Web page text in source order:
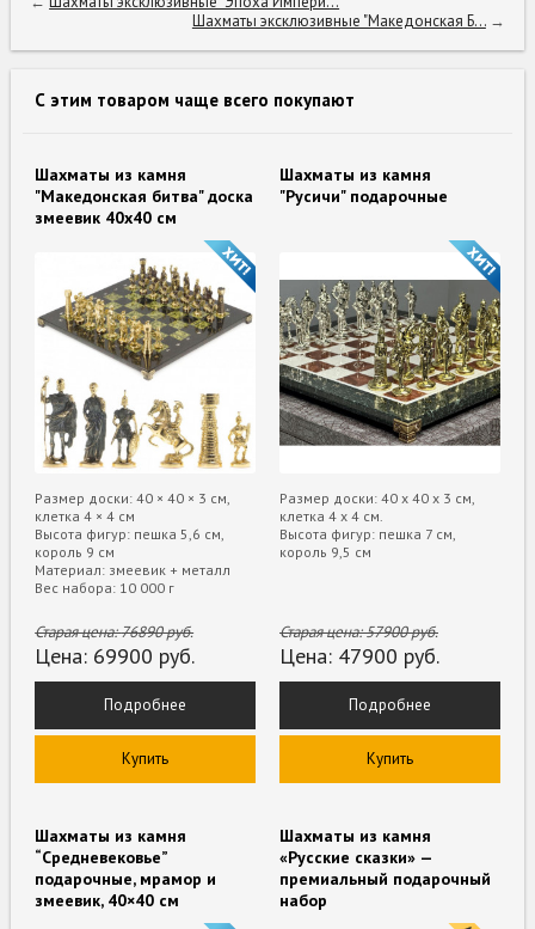
Шахматы эксклюзивные "Македонская Б...→
С этим товаром чаще всего покупают
Шахматы из камня
"Македонская битва" доска
змеевик 40х40 см
Размер доски: 40 × 40 × 3 см,
клетка 4 × 4 см
Высота фигур: пешка 5,6 см,
король 9 см
Материал: змеевик + металл
Вес набора: 10 000 г
Старая цена:76890руб.
Цена: 69900 руб.
Подробнее
Купить
Шахматы из камня
"Русичи" подарочные
Размер доски: 40 х 40 х 3 см,
клетка 4 х 4 см.
Высота фигур: пешка 7 см,
король 9,5 см
Старая цена:57900руб.
Цена: 47900 руб.
Подробнее
Купить
Шахматы из камня
“Средневековье”
подарочные, мрамор и
змеевик, 40×40 см
Шахматы из камня
«Русские сказки» —
премиальный подарочный
набор